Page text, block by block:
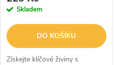
Skladem
DO KOŠÍKU
Získejte klíčové živiny s